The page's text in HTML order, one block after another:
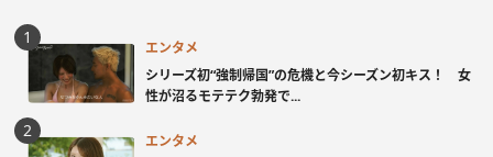
エンタメ
シリーズ初“強制帰国”の危機と今シーズン初キス！ 女
性が沼るモテテク勃発で...
エンタメ